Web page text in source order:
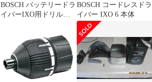
BOSCH バッテリードラ
イバーIXO用ドリルア
BOSCH コードレスドラ
イバー IXO 6 本体